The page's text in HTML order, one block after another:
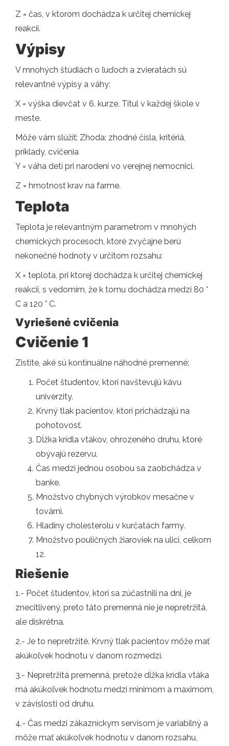
Z = čas, v ktorom dochádza k určitej chemickej
reakcii.
Výpisy
V mnohých štúdiách o ľuďoch a zvieratách sú
relevantné výpisy a váhy:
X = výška dievčat v 6. kurze. Titul v každej škole v
meste.
Môže vám slúžiť: Zhoda: zhodné čísla, kritériá,
príklady, cvičenia
Y = váha detí pri narodení vo verejnej nemocnici.
Z = hmotnosť krav na farme.
Teplota
Teplota je relevantným parametrom v mnohých
chemických procesoch, ktoré zvyčajne berú
nekonečné hodnoty v určitom rozsahu:
X = teplota, pri ktorej dochádza k určitej chemickej
reakcii, s vedomím, že k tomu dochádza medzi 80 °
C a 120 ° C.
Vyriešené cvičenia
Cvičenie 1
Zistite, aké sú kontinuálne náhodné premenné:
Počet študentov, ktorí navštevujú kávu
univerzity.
Krvný tlak pacientov, ktorí prichádzajú na
pohotovosť.
Dĺžka krídla vtákov, ohrozeného druhu, ktoré
obývajú rezervu.
Čas medzi jednou osobou sa zaobchádza v
banke.
Množstvo chybných výrobkov mesačne v
továrni.
Hladiny cholesterolu v kurčatách farmy.
Množstvo pouličných žiaroviek na ulici, celkom
12.
Riešenie
1.- Počet študentov, ktorí sa zúčastnili na dni, je
znecitlivený, preto táto premenná nie je nepretržitá,
ale diskrétna.
2.- Je to nepretržité. Krvný tlak pacientov môže mať
akúkoľvek hodnotu v danom rozmedzí.
3.- Nepretržitá premenná, pretože dĺžka krídla vtáka
má akúkoľvek hodnotu medzi minimom a maximom,
v závislosti od druhu.
4.- Čas medzi zákazníckym servisom je variabilný a
môže mať akúkoľvek hodnotu v danom rozsahu,